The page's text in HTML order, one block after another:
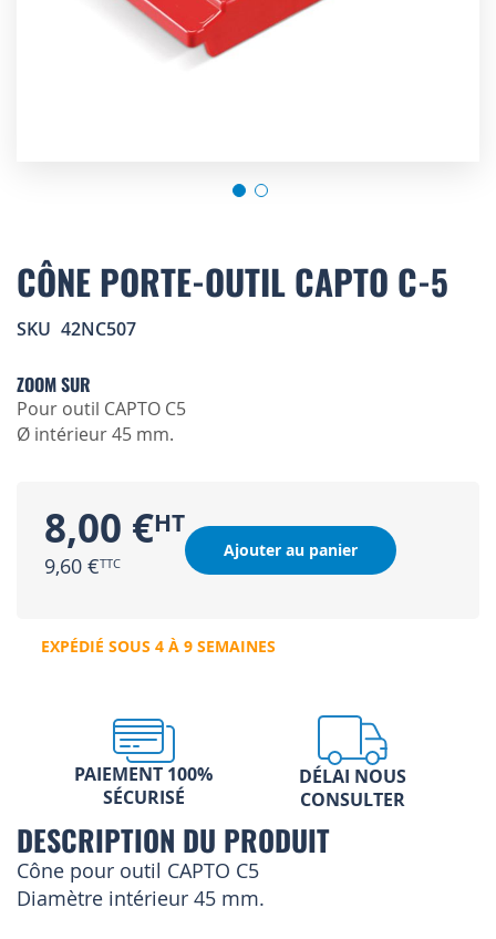
to
the
of
images
gallery
CÔNE PORTE-OUTIL CAPTO C-5
SKU 42NC507
ZOOM SUR
Pour outil CAPTO C5
Ø intérieur 45 mm.
8,00 €
9,60 €
Ajouter au panier
EXPÉDIÉ SOUS 4 À 9 SEMAINES
PAIEMENT 100%
SÉCURISÉ
DÉLAI NOUS
CONSULTER
DESCRIPTION DU PRODUIT
Cône pour outil CAPTO C5
Diamètre intérieur 45 mm.